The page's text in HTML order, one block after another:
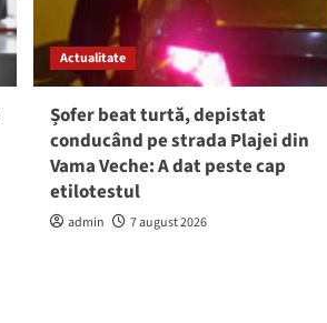
Actualitate
Șofer beat turtă, depistat
conducând pe strada Plajei din
Vama Veche: A dat peste cap
etilotestul
admin 7 august 2026